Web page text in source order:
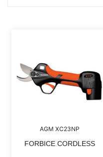
AGM XC23NP
FORBICE CORDLESS